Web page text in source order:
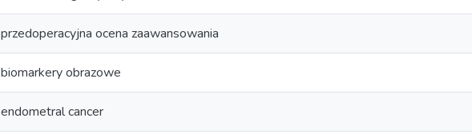
przedoperacyjna ocena zaawansowania
biomarkery obrazowe
endometral cancer